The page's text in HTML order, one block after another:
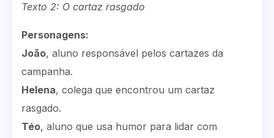
Texto 2: O cartaz rasgado
Personagens:
João, aluno responsável pelos cartazes da
campanha.
Helena, colega que encontrou um cartaz
rasgado.
Téo, aluno que usa humor para lidar com